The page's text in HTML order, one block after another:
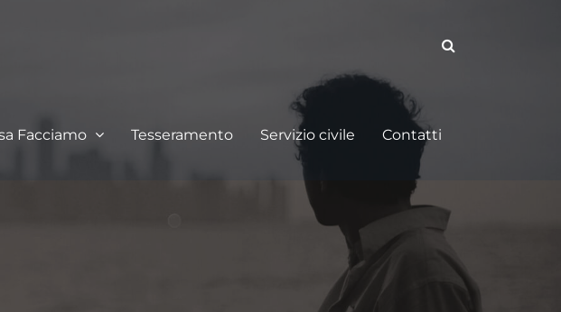
Facciamo Tesseramento Servizio civile Contatti